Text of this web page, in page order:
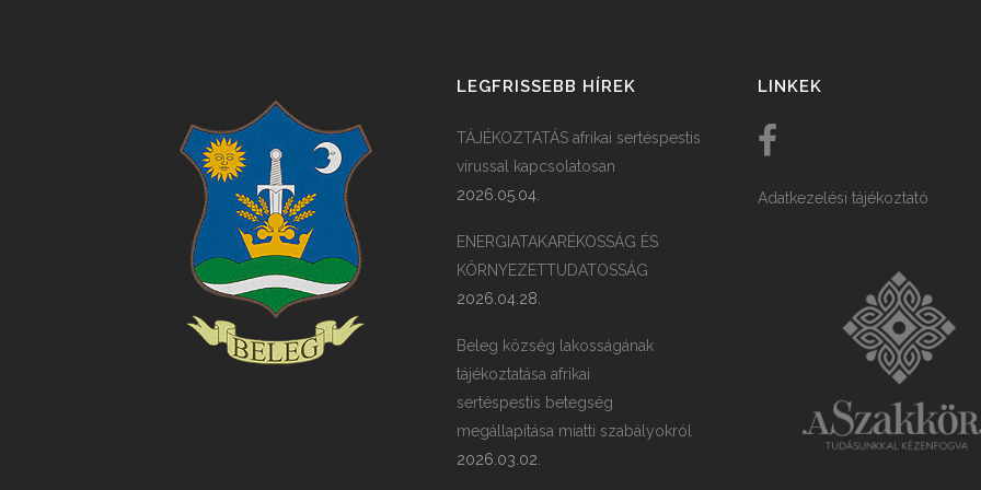
LEGFRISSEBB HÍREK
TÁJÉKOZTATÁS afrikai sertéspestis
vírussal kapcsolatosan
2026.05.04.
ENERGIATAKARÉKOSSÁG ÉS
KÖRNYEZETTUDATOSSÁG
2026.04.28.
Beleg község lakosságának
tájékoztatása afrikai
sertéspestis betegség
megállapítása miatti szabályokról
2026.03.02.
LINKEK
Adatkezelési tájékoztató